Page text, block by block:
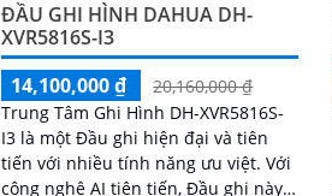
ĐẦU GHI HÌNH DAHUA DH-
XVR5816S-I3
14,100,000 ₫
20,160,000 ₫
Trung Tâm Ghi Hình DH-XVR5816S-
I3 là một Đầu ghi hiện đại và tiên
tiến với nhiều tính năng ưu việt. Với
công nghệ AI tiên tiến, Đầu ghi này